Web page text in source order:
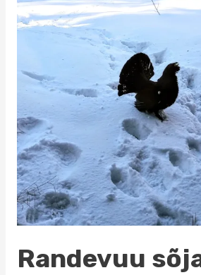
Randevuu